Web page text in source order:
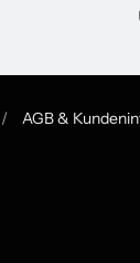
/ AGB &